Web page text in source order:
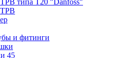
ТРВ типа Т20 "Danfoss"
ТРВ
и фитинги
45